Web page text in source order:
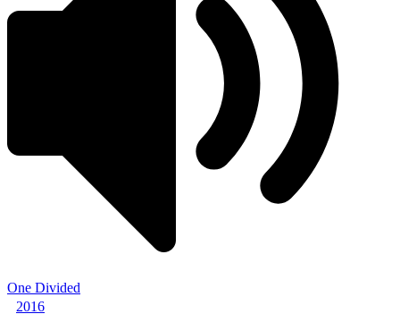
One Divided
2016